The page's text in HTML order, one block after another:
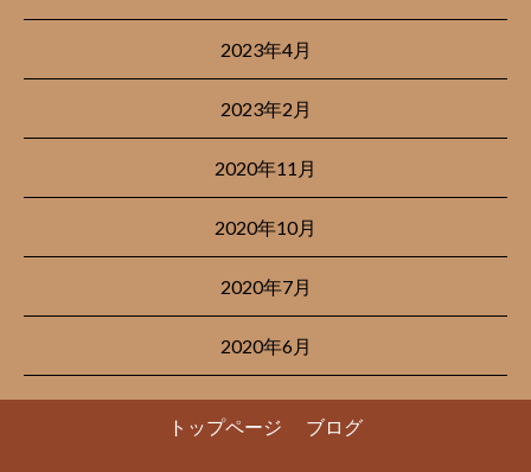
2023年4月
2023年2月
2020年11月
2020年10月
2020年7月
2020年6月
トップページ ブログ